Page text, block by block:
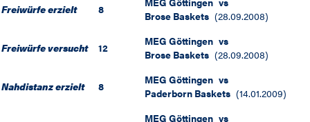
Freiwürfe erzielt 8
Brose Baskets (28.09.2008)
Freiwürfe versucht 12 MEG Göttingen vs
Brose Baskets (28.09.2008)
Nahdistanz erzielt 8 MEG Göttingen vs
Paderborn Baskets (14.01.2009)
MEG Göttingen vs